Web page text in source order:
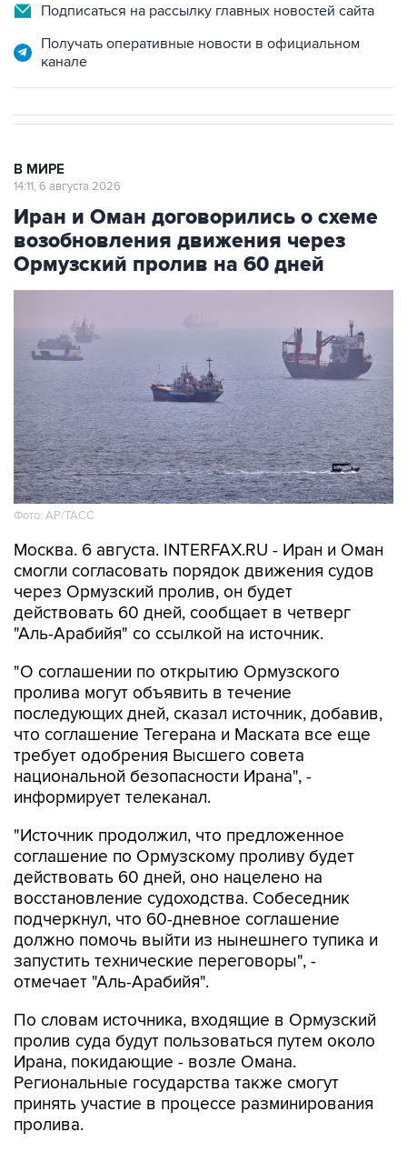
Подписаться на рассылку главных новостей сайта
Получать оперативные новости в официальном
канале
В МИРЕ
14:11, 6 августа 2026
Иран и Оман договорились о схеме
возобновления движения через
Ормузский пролив на 60 дней
Фото: AP/ТАСС
Москва. 6 августа. INTERFAX.RU - Иран и Оман
смогли согласовать порядок движения судов
через Ормузский пролив, он будет
действовать 60 дней, сообщает в четверг
"Аль-Арабийя" со ссылкой на источник.
"О соглашении по открытию Ормузского
пролива могут объявить в течение
последующих дней, сказал источник, добавив,
что соглашение Тегерана и Маската все еще
требует одобрения Высшего совета
национальной безопасности Ирана", -
информирует телеканал.
"Источник продолжил, что предложенное
соглашение по Ормузскому проливу будет
действовать 60 дней, оно нацелено на
восстановление судоходства. Собеседник
подчеркнул, что 60-дневное соглашение
должно помочь выйти из нынешнего тупика и
запустить технические переговоры", -
отмечает "Аль-Арабийя".
По словам источника, входящие в Ормузский
пролив суда будут пользоваться путем около
Ирана, покидающие - возле Омана.
Региональные государства также смогут
принять участие в процессе разминирования
пролива.